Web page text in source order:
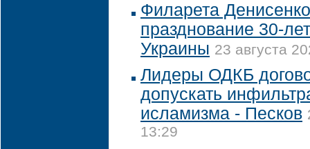
Филарета
празднование 30-
Украины 23 августа
Лидеры ОДКБ
допускать
исламизма - Песков
13:29